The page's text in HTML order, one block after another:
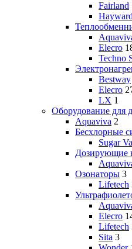
Fairland
Hayward
Elecro
Techno
Bestway
Elecro
LX 1
Оборудование для
Aquaviva 2
Бесхлорные
Sugar
Дозирующие
Озонаторы 3
Lifetech
Elecro
Lifetech
Sita 3